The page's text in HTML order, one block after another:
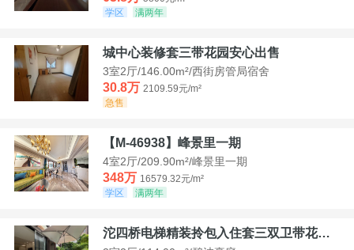
学区
满两年
城中心装修套三带花园安心出售
3室2厅/146.00m²/西街房管局宿舍
30.8万 2109.59元/m²
急售
【M-46938】峰景里一期
4室2厅/209.90m²/峰景里一期
348万 16579.32元/m²
学区
满两年
沱四桥电梯精装拎包入住套三双卫带花园40平米带车位